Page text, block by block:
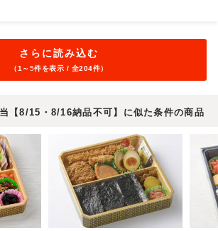
さらに読み込む
（1～5件を表示 / 全204件）
【8/15・8/16納品不可】に似た条件の商品